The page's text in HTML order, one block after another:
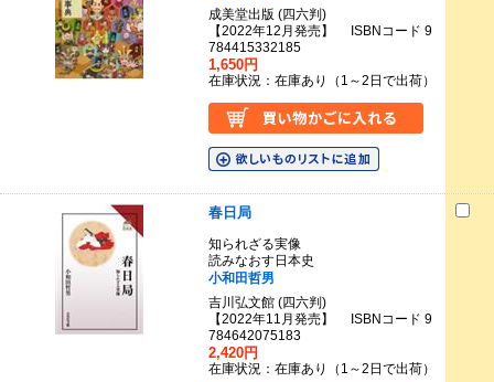
成美堂出版 (四六判)
【2022年12月発売】 ISBNコード 9
784415332185
1,650円
在庫状況：在庫あり（1～2日で出荷）
春日局
知られざる実像
読みなおす日本史
小和田哲男
吉川弘文館 (四六判)
【2022年11月発売】 ISBNコード 9
784642075183
2,420円
在庫状況：在庫あり（1～2日で出荷）